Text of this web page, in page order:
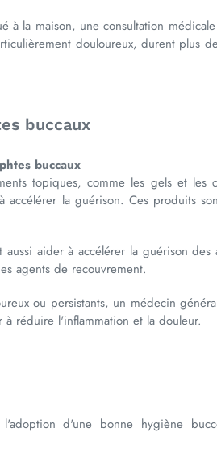
la maison, une consultation
douloureux, durent plus
buccaux
buccaux
topiques, comme les gels et
la guérison. Ces produits
aider à accélérer la guérison
agents de recouvrement.
ou persistants, un médecin
réduire l'inflammation et la douleur.
d'une bonne hygiène